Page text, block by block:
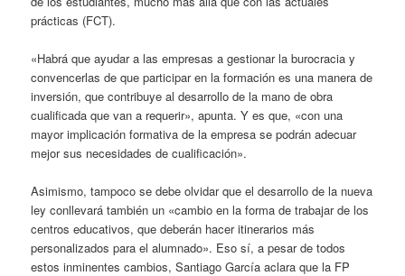
prácticas (FCT).
«Habrá que ayudar a las empresas a gestionar la burocracia y
convencerlas de que participar en la formación es una manera de
inversión, que contribuye al desarrollo de la mano de obra
cualificada que van a requerir», apunta. Y es que, «con una
mayor implicación formativa de la empresa se podrán adecuar
mejor sus necesidades de cualificación».
Asimismo, tampoco se debe olvidar que el desarrollo de la nueva
ley conllevará también un «cambio en la forma de trabajar de los
centros educativos, que deberán hacer itinerarios más
personalizados para el alumnado». Eso sí, a pesar de todos
estos inminentes cambios, Santiago García aclara que la FP